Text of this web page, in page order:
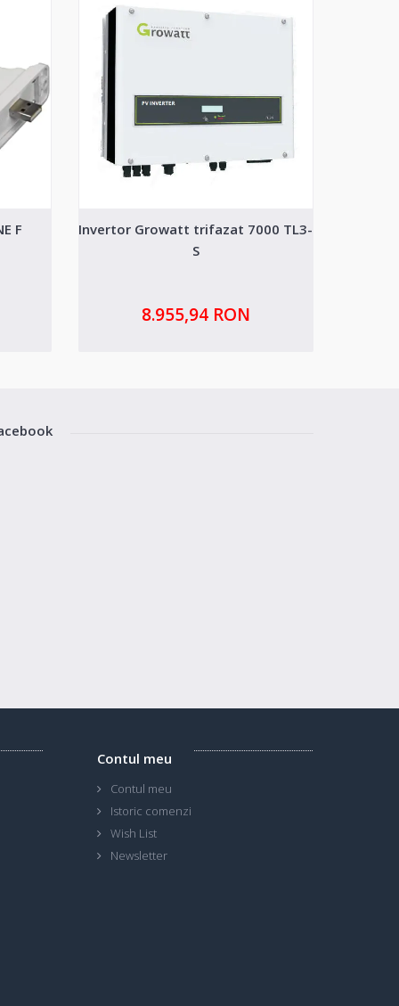
F
Invertor Growatt trifazat 7000 TL3-
S
8.955,94 RON
Contul meu
Contul meu
Istoric comenzi
Wish List
Newsletter